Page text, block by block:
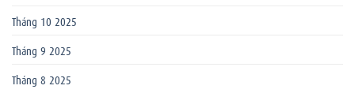
Tháng 10 2025
Tháng 9 2025
Tháng 8 2025